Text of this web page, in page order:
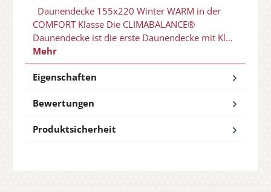
Daunendecke 155x220 Winter WARM in der
COMFORT Klasse Die CLIMABALANCE®
Daunendecke ist die erste Daunendecke mit Kl…
Mehr
Eigenschaften
Bewertungen
Produktsicherheit